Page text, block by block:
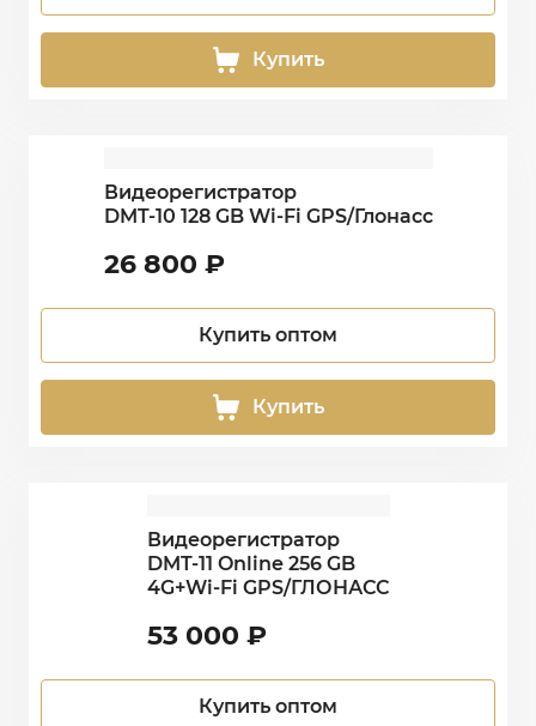
Купить
Видеорегистратор
DMT-10 128 GB Wi-Fi GPS/Глонасс
26 800 ₽
Купить оптом
Купить
Видеорегистратор
DMT-11 Online 256 GB
4G+Wi-Fi GPS/ГЛОНАСС
53 000 ₽
Купить оптом